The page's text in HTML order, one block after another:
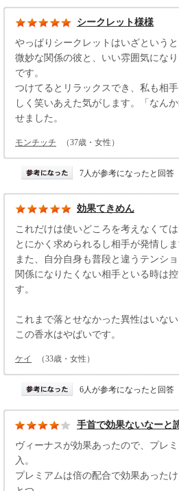
シークレット様様
やっぱりシークレットはいざという
微妙な関係の彼と、いい雰囲気にな
です。
つけてるとリラックスでき、私も相
しく笑いあえた気がします。「なん
せました。
モンチッチ （37歳・女性）
7人が参考になったと回答
効果てきめん
これだけは使いどころを考えなくては
とにかく求められるし相手が発情しま
また、自分自身も普段と違うテンシ
関係になりたくない相手といる時は
す。
これまで落とせなかった異性はいな
この香水はやばいです。
ケイ （33歳・女性）
6人が参考になったと回答
手首で効果ないなーと
ヴィーナスが効果あったので、プレ
入。
プレミアムは倍の配合で効果あった